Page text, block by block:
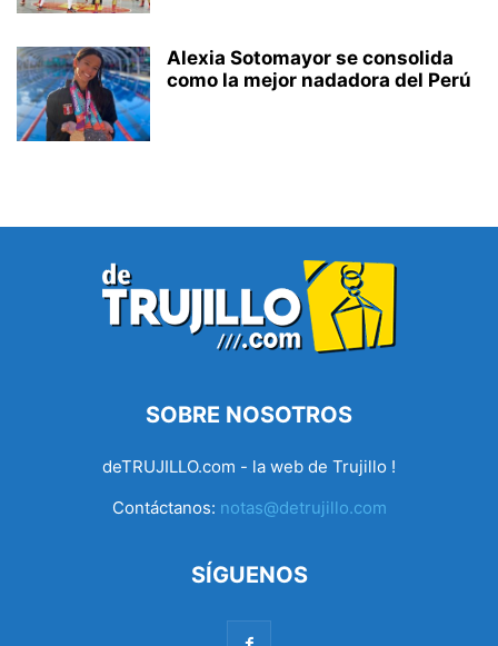
Alexia Sotomayor se consolida
como la mejor nadadora del Perú
SOBRE NOSOTROS
deTRUJILLO.com - la web de Trujillo !
Contáctanos: notas@detrujillo.com
SÍGUENOS